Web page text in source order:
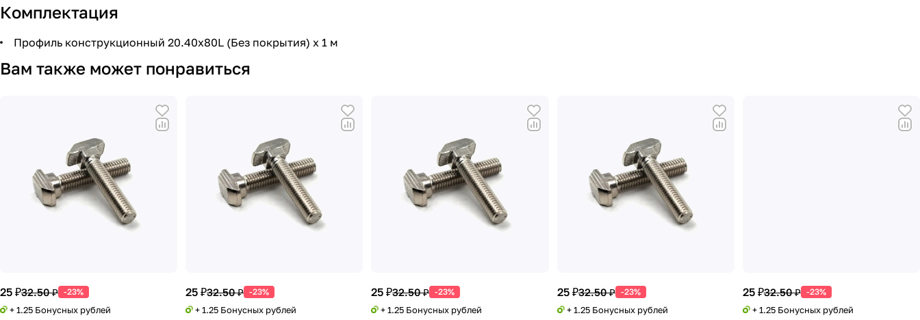
Комплектация
Профиль конструкционный 20.40х80L (Без покрытия) х 1 м
Вам также может понравиться
25 ₽32.50 ₽ -23%
+ 1.25 Бонусных рублей
25 ₽32.50 ₽ -23%
+ 1.25 Бонусных рублей
25 ₽32.50 ₽ -23%
+ 1.25 Бонусных рублей
25 ₽32.50 ₽ -23%
+ 1.25 Бонусных рублей
25 ₽32.50 ₽ -23%
+ 1.25 Бонусных рублей